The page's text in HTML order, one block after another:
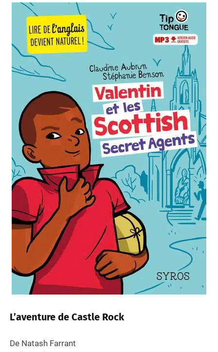
L’aventure de Castle Rock
De Natash Farrant